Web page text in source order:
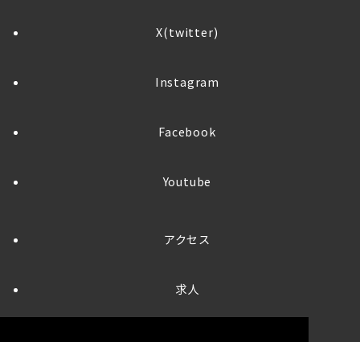
X(twitter)
Instagram
Facebook
Youtube
アクセス
求人